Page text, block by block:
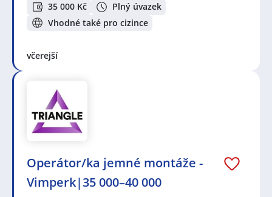
35 000 Kč
Plný úvazek
Vhodné také pro cizince
včerejší
Operátor/ka jemné montáže -
Vimperk|35 000–40 000